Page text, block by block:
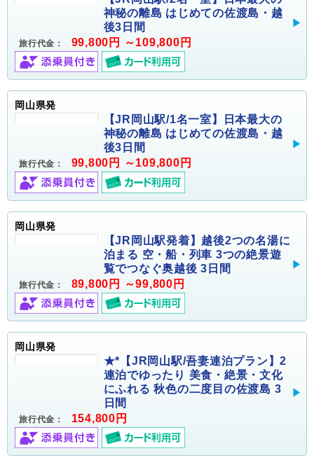
神秘の離島 はじめての佐渡島・越
後3日間
旅行代金： 99,800円 ～109,800円
岡山県発
【JR岡山駅/1名一室】日本最大の
神秘の離島 はじめての佐渡島・越
後3日間
旅行代金： 99,800円 ～109,800円
岡山県発
【JR岡山駅発着】越後2つの名湯に
泊まる 空・船・列車 3つの絶景遊
覧でつなぐ奥越後 3日間
旅行代金： 89,800円 ～99,800円
岡山県発
★*【JR岡山駅/吾妻連泊プラン】2
連泊でゆったり 美食・絶景・文化
にふれる 秋色の二度目の佐渡島 3
日間
旅行代金： 154,800円